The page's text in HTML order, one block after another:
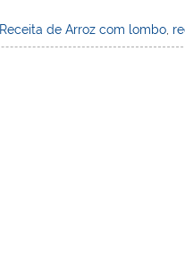
h t
ar
Receita de Arroz com lombo